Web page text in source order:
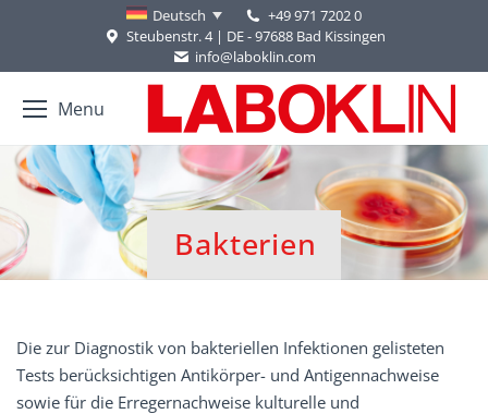
Deutsch
+49 971 7202 0
Steubenstr. 4 | DE - 97688 Bad Kissingen
info@laboklin.com
Menu
Bakterien
Sie befinden sich hier:
Die zur Diagnostik von bakteriellen Infektionen gelisteten
Tests berücksichtigen Antikörper- und Antigennachweise
sowie für die Erregernachweise kulturelle und